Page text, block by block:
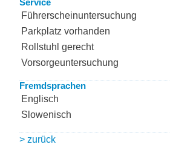
Service
Führerscheinuntersuchung
Parkplatz vorhanden
Rollstuhl gerecht
Vorsorgeuntersuchung
Fremdsprachen
Englisch
Slowenisch
> zurück